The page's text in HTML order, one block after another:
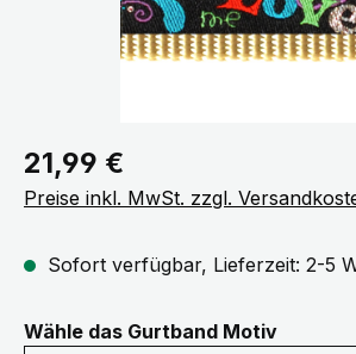
Regulärer Preis:
21,99 €
Preise inkl. MwSt. zzgl.
Sofort verfügbar, Lieferzeit: 2-5
Wähle das Gurtband Motiv